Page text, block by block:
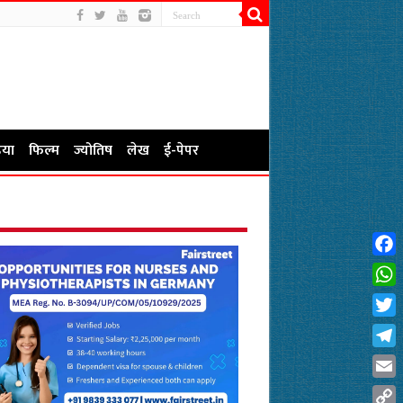
फिल्म ज्योतिष लेख ई-पेपर